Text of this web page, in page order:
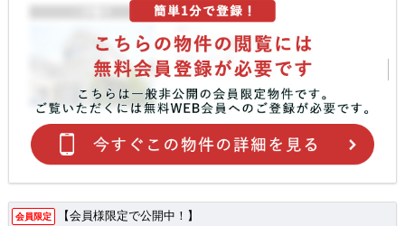
会員限定 【会員様限定で公開中！】